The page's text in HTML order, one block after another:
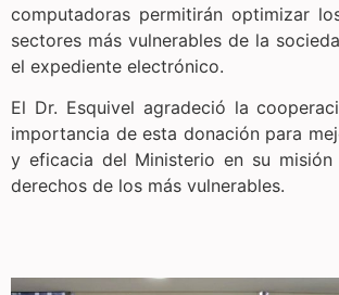
computadoras permitirán optimizar
sectores más vulnerables de la
el expediente electrónico.
El Dr. Esquivel agradeció la
importancia de esta donación para
y eficacia del Ministerio en su
derechos de los más vulnerables.